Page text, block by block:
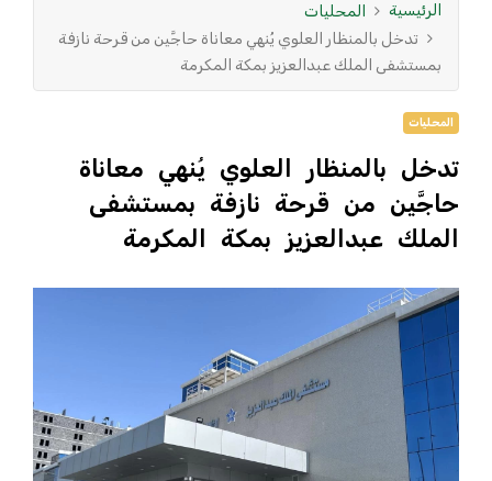
الرئيسية
المحليات
تدخل بالمنظار العلوي يُنهي معاناة حاجَّين من قرحة نازفة
بمستشفى الملك عبدالعزيز بمكة المكرمة
المحليات
تدخل بالمنظار العلوي يُنهي معاناة
حاجَّين من قرحة نازفة بمستشفى
الملك عبدالعزيز بمكة المكرمة